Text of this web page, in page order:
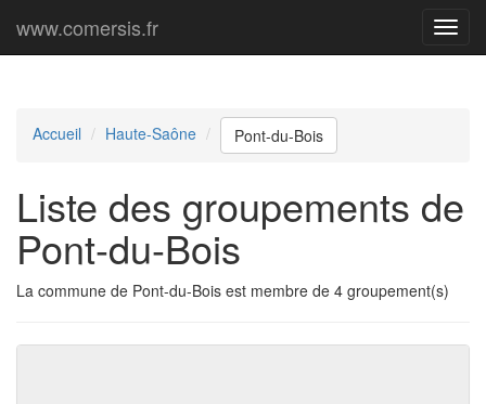
Menu
www.comersis.fr
Accueil Haute-Saône Pont-du-Bois
Liste des groupements de
Pont-du-Bois
La commune de Pont-du-Bois est membre de 4 groupement(s)